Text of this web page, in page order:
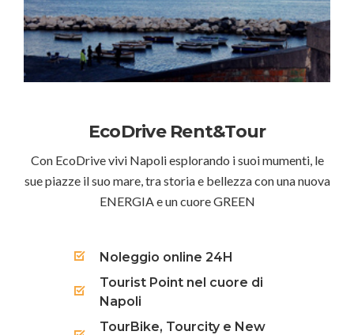
EcoDrive Rent&Tour
Con EcoDrive vivi Napoli esplorando i suoi mumenti, le
sue piazze il suo mare, tra storia e bellezza con una nuova
ENERGIA e un cuore GREEN
Noleggio online 24H
Tourist Point nel cuore di
Napoli
TourBike, Tourcity e New